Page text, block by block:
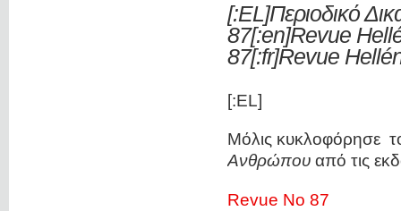
[:EL]Περιοδικό
87[:en]Revue
87[:fr]Revue
[:EL]
Μόλις κυκλοφόρησε
Ανθρώπου από τις
Revue No 87